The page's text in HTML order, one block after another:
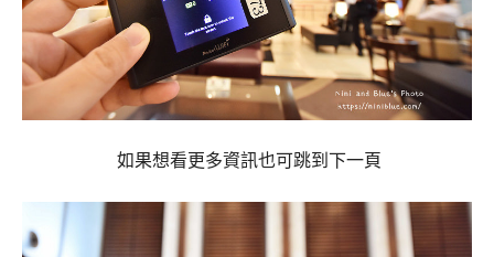
如果想看更多資訊也可跳到下一頁